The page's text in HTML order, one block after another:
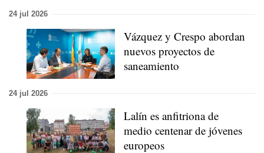
24 jul 2026
Vázquez y Crespo abordan
nuevos proyectos de
saneamiento
24 jul 2026
Lalín es anfitriona de
medio centenar de jóvenes
europeos